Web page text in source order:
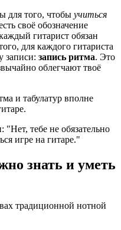
ы для того, чтобы учиться
своё обозначение
гитарист обязан
для каждого гитариста
записи: запись ритма. Это
облегчают твоё
и табулатур вполне
"Нет, тебе не обязательно
игре на гитаре."
знать и уметь
традиционной нотной